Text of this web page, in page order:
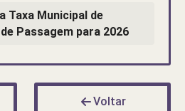
Taxa Municipal de
Passagem para 2026
Voltar